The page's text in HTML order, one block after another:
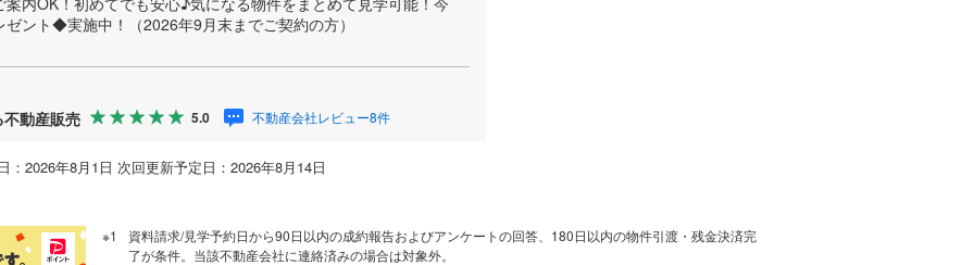
ント◆実施中！（2026年9月末までご契約の方）
動産販売 5.0 不動産会社レビュー8件
2026年8月1日 次回更新予定日：2026年8月14日
資料請求/見学予約日から90日以内の成約報告およびアンケートの回答、180日以内の物件引渡・残金決済完
了が条件。当該不動産会社に連絡済みの場合は対象外。